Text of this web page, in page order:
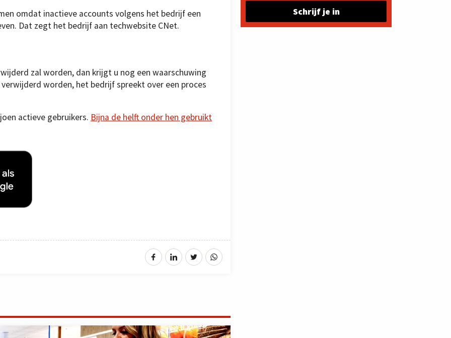
omdat inactieve accounts volgens het bedrijf een
Dat zegt het bedrijf aan techwebsite CNet.
zal worden, dan krijgt u nog een waarschuwing
worden, het bedrijf spreekt over een proces
actieve gebruikers. Bijna de helft onder hen gebruikt
Schrijf je in